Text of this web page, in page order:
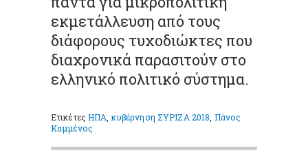
εκμετάλλευση από τους
διάφορους τυχοδιώκτες που
διαχρονικά παρασιτούν στο
ελληνικό πολιτικό σύστημα.
ΕτικέτεςΗΠΑ ,κυβέρνηση ΣΥΡΙΖΑ 2018 Πάνος
Καμμένος